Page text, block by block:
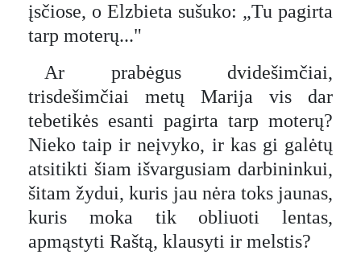
įsčiose, o Elzbieta sušuko: „Tu pagirta
tarp moterų..."
Ar prabėgus dvidešimčiai,
trisdešimčiai metų Marija vis dar
tebetikės esanti pagirta tarp moterų?
Nieko taip ir neįvyko, ir kas gi galėtų
atsitikti šiam išvargusiam darbininkui,
šitam žydui, kuris jau nėra toks jaunas,
kuris moka tik obliuoti lentas,
apmąstyti Raštą, klausyti ir melstis?